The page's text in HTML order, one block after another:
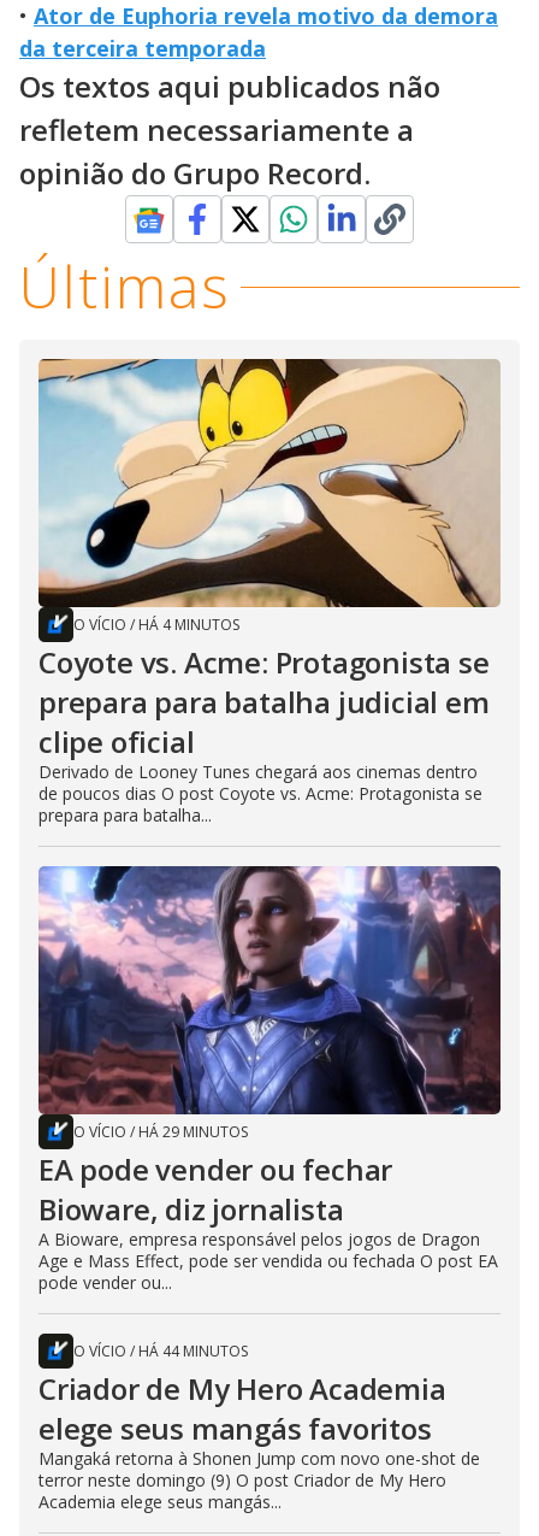
• Ator de Euphoria revela motivo da demora
da terceira temporada
Os textos aqui publicados não
refletem necessariamente a
opinião do Grupo Record.
Últimas
O VÍCIO / HÁ 4 MINUTOS
Coyote vs. Acme: Protagonista se
prepara para batalha judicial em
clipe oficial
Derivado de Looney Tunes chegará aos cinemas dentro
de poucos dias O post Coyote vs. Acme: Protagonista se
prepara para batalha...
O VÍCIO / HÁ 29 MINUTOS
EA pode vender ou fechar
Bioware, diz jornalista
A Bioware, empresa responsável pelos jogos de Dragon
Age e Mass Effect, pode ser vendida ou fechada O post EA
pode vender ou...
O VÍCIO / HÁ 44 MINUTOS
Criador de My Hero Academia
elege seus mangás favoritos
Mangaká retorna à Shonen Jump com novo one-shot de
terror neste domingo (9) O post Criador de My Hero
Academia elege seus mangás...